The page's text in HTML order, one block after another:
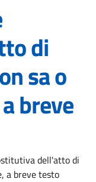
di
sa o
breve
dell'atto di
a breve testo